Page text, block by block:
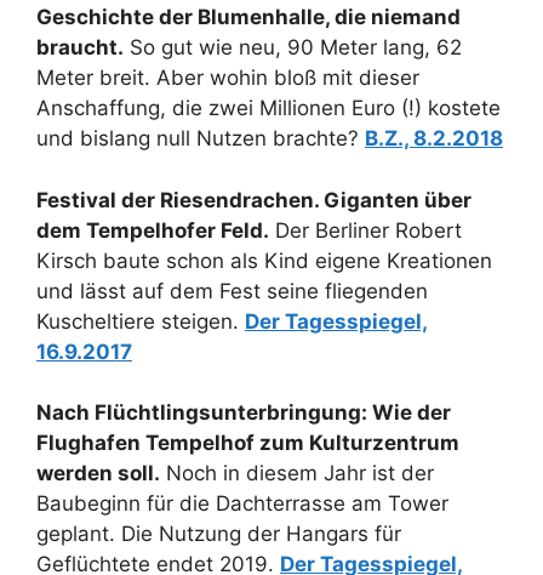
Geschichte der Blumenhalle, die niemand
braucht. So gut wie neu, 90 Meter lang, 62
Meter breit. Aber wohin bloß mit dieser
Anschaffung, die zwei Millionen Euro (!) kostete
und bislang null Nutzen brachte? B.Z., 8.2.2018
Festival der Riesendrachen. Giganten über
dem Tempelhofer Feld. Der Berliner Robert
Kirsch baute schon als Kind eigene Kreationen
und lässt auf dem Fest seine fliegenden
Kuscheltiere steigen. Der Tagesspiegel,
16.9.2017
Nach Flüchtlingsunterbringung: Wie der
Flughafen Tempelhof zum Kulturzentrum
werden soll. Noch in diesem Jahr ist der
Baubeginn für die Dachterrasse am Tower
geplant. Die Nutzung der Hangars für
Geflüchtete endet 2019. Der Tagesspiegel,